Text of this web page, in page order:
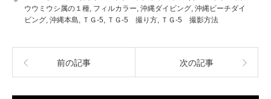
ウウミウシ属の１種 フィルカラー 沖縄ダイビング 沖縄ビーチダイ
ビング 沖縄本島 ＴＧ-5 ＴＧ-5 撮り方 ＴＧ-5 撮影方法
前の記事 次の記事